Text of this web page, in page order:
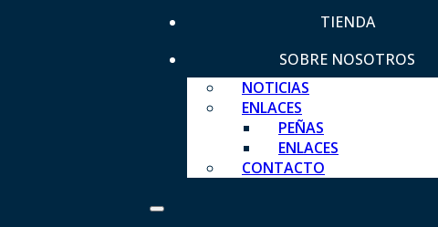
TIENDA
SOBRE NOSOTROS
NOTICIAS
ENLACES
PEÑAS
ENLACES
CONTACTO